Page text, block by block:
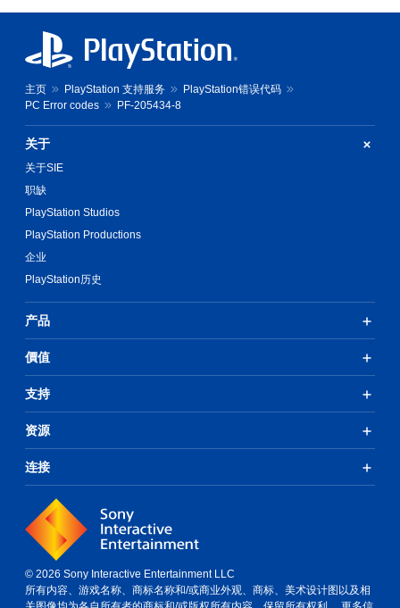
主页 PlayStation 支持服务
PlayStation错误代码
PC Error codes
PF-205434-8
关于
关于SIE
职缺
PlayStation Studios
PlayStation Productions
企业
PlayStation历史
产品
價值
支持
资源
连接
© 2026 Sony Interactive Entertainment LLC
所有内容、游戏名称、商标名称和/或商业外观、商标、美术设计图以及相